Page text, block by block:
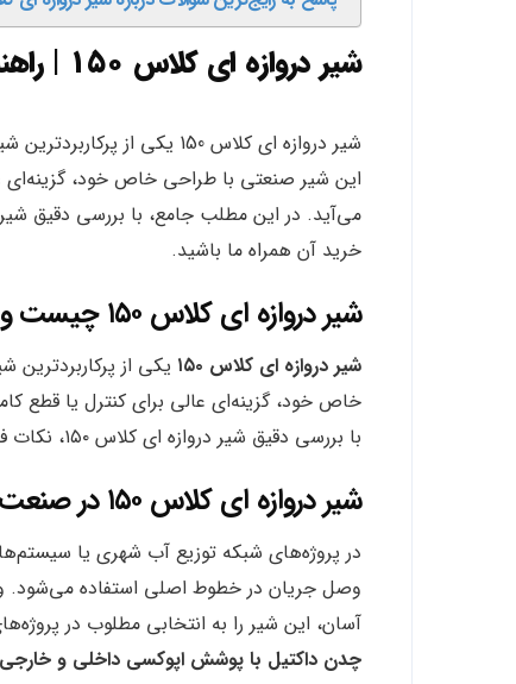
شیر دروازه‌ ای کلاس ۱۵۰ | راهنمای جامع انتخاب، قیمت و مشخصات فنی
شیر دروازه ای کلاس 150 یکی از پرکاربردترین شیرآلات صنعتی برای کنترل جریان سیالات در فشارهای متوسط است.
این شیر صنعتی با طراحی خاص خود،
خرید آن همراه ما باشید.
شیر دروازه‌ ای کلاس ۱۵۰ چیست و چه کاربردی دارد؟
شیر دروازه‌ ای کلاس ۱۵۰
یکی از
خاص خود، گزینه‌ای عالی برای کنترل یا قطع
با بررسی دقیق شیر دروازه‌ ای کلاس ۱۵۰، نکات فنی، مزایا، قیمت روز، برندهای معتبر و راهنمای خرید آن همراه ما باشید.
شیر دروازه ای کلاس ۱۵۰ در صنعت آب و فاضلاب
در پروژه‌های شبکه توزیع آب شهری یا
وصل جریان در خطوط اصلی استفاده می‌شود.
آسان، این شیر را به انتخابی مطلوب در
چدن داکتیل با پوشش اپوکسی داخلی و خارجی